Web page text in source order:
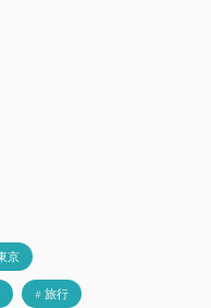
京
# 旅行